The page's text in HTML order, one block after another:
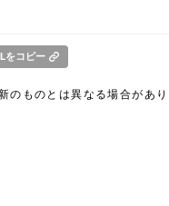
をコピー
ものとは異なる場合があり